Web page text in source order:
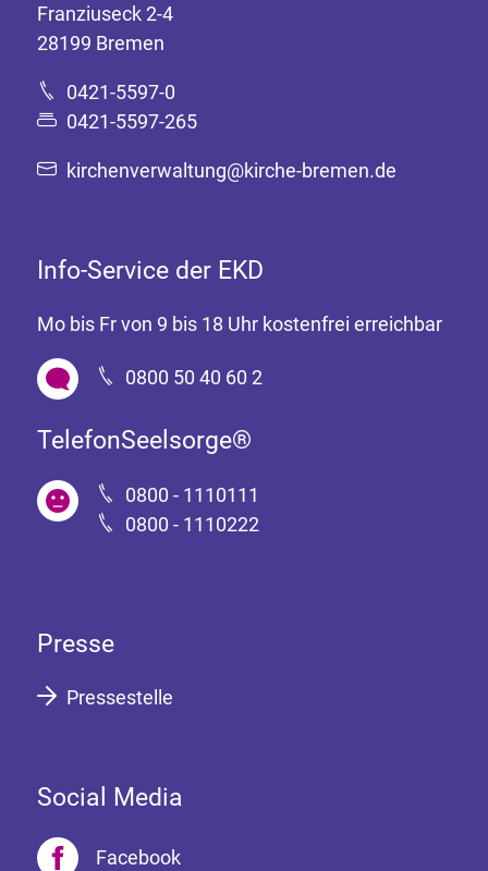
Franziuseck 2-4
28199 Bremen
0421-5597-0
0421-5597-265
kirchenverwaltung@kirche-bremen.de
Info-Service der EKD
Mo bis Fr von 9 bis 18 Uhr kostenfrei erreichbar
0800 50 40 60 2
TelefonSeelsorge®
0800 - 1110111
0800 - 1110222
Presse
Pressestelle
Social Media
Facebook